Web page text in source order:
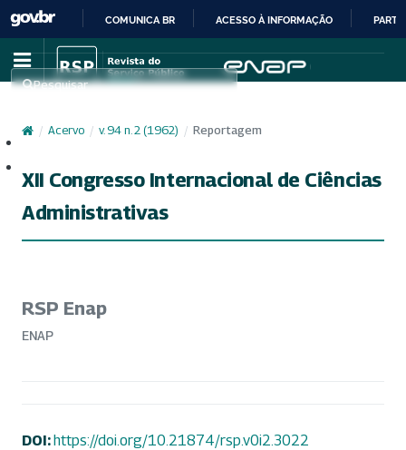
IR
PARA
CONTEÚDO
COMUNICA BR ACESSO À INFORMAÇÃO
Pesquisar
/ Acervo / v. 94 n. 2 (1962) / Reportagem
XII Congresso Internacional de Ciências
Administrativas
RSP Enap
ENAP
DOI:https://doi.org/10.21874/rsp.v0i2.3022